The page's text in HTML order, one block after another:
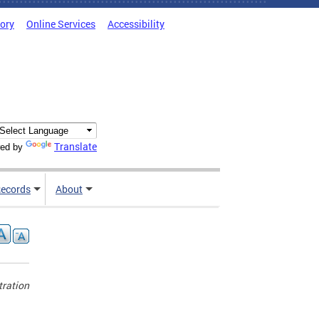
Online Services Accessibility
by Translate
About